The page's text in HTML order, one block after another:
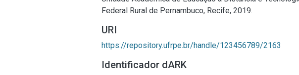
Federal Rural de Pernambuco, Recife, 2019.
URI
https://repository.ufrpe.br/handle/123456789/2163
Identificador dARK